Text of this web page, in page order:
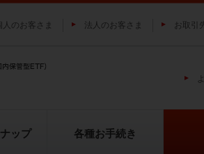
人のお客さま 法人のお客さま お取引
ップ 各種お手続き